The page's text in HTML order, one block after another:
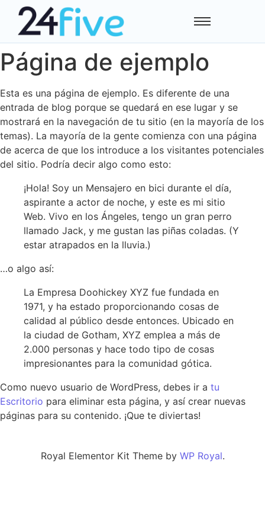
Página de ejemplo
Esta es una página de ejemplo. Es diferente de una
entrada de blog porque se quedará en ese lugar y se
mostrará en la navegación de tu sitio (en la mayoría de los
temas). La mayoría de la gente comienza con una página
de acerca de que los introduce a los visitantes potenciales
del sitio. Podría decir algo como esto:
¡Hola! Soy un Mensajero en bici durante el día,
aspirante a actor de noche, y este es mi sitio
Web. Vivo en los Ángeles, tengo un gran perro
llamado Jack, y me gustan las piñas coladas. (Y
estar atrapados en la lluvia.)
…o algo así:
La Empresa Doohickey XYZ fue fundada en
1971, y ha estado proporcionando cosas de
calidad al público desde entonces. Ubicado en
la ciudad de Gotham, XYZ emplea a más de
2.000 personas y hace todo tipo de cosas
impresionantes para la comunidad gótica.
Como nuevo usuario de WordPress, debes ir a tu
Escritorio para eliminar esta página, y así crear nuevas
páginas para su contenido. ¡Que te diviertas!
Royal Elementor Kit Theme by WP Royal.